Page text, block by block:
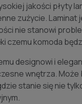
jakości płyty
zużycie. Laminat
nie stanowi
czemu komoda
designowi i
wnętrza.
stanie się nie